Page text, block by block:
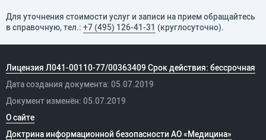
Для уточнения стоимости услуг и записи на прием обращайтесь
в справочную, тел.: +7 (495) 126-41-31 (круглосуточно).
Лицензия Л041-00110-77/00363409 Срок действия: бессрочная
Дата создания документа: 05.07.2019
Документ изменён: 05.07.2019
О сайте
Доктрина информационной безопасности АО «Медицина»